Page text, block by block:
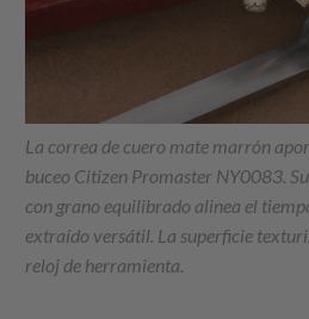
La correa de cuero mate marrón
buceo Citizen Promaster NY0083.
con grano equilibrado alinea el
extraído versátil. La superficie
reloj de herramienta.